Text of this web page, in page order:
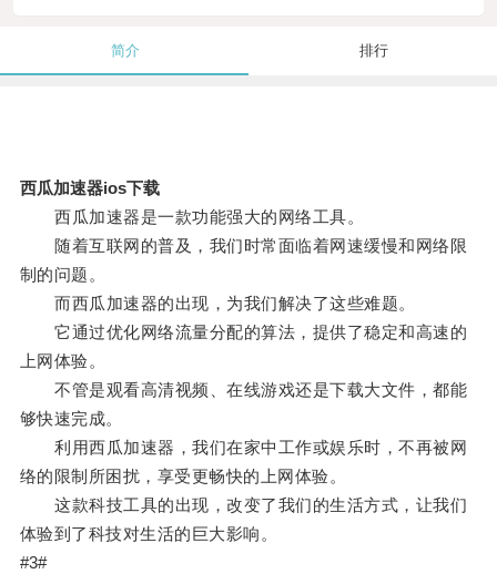
简介 排行
西瓜加速器ios下载
西瓜加速器是一款功能强大的网络工具。
随着互联网的普及，我们时常面临着网速缓慢和网络限
制的问题。
而西瓜加速器的出现，为我们解决了这些难题。
它通过优化网络流量分配的算法，提供了稳定和高速的
上网体验。
不管是观看高清视频、在线游戏还是下载大文件，都能
够快速完成。
利用西瓜加速器，我们在家中工作或娱乐时，不再被网
络的限制所困扰，享受更畅快的上网体验。
这款科技工具的出现，改变了我们的生活方式，让我们
体验到了科技对生活的巨大影响。
#3#